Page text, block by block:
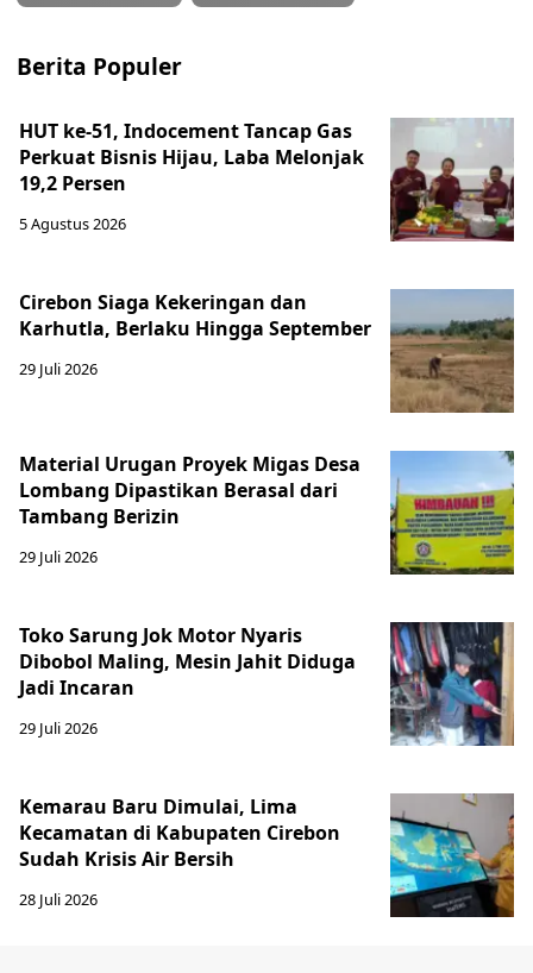
Berita Populer
HUT ke-51, Indocement Tancap Gas
Perkuat Bisnis Hijau, Laba Melonjak
19,2 Persen
5 Agustus 2026
Cirebon Siaga Kekeringan dan
Karhutla, Berlaku Hingga September
29 Juli 2026
Material Urugan Proyek Migas Desa
Lombang Dipastikan Berasal dari
Tambang Berizin
29 Juli 2026
Toko Sarung Jok Motor Nyaris
Dibobol Maling, Mesin Jahit Diduga
Jadi Incaran
29 Juli 2026
Kemarau Baru Dimulai, Lima
Kecamatan di Kabupaten Cirebon
Sudah Krisis Air Bersih
28 Juli 2026